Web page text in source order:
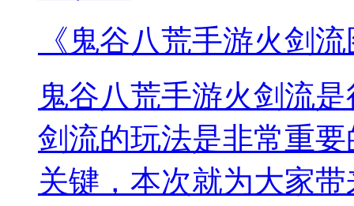
《鬼谷八荒手游火剑
鬼谷八荒手游火剑流
剑流的玩法是非常重
关键，本次就为大家